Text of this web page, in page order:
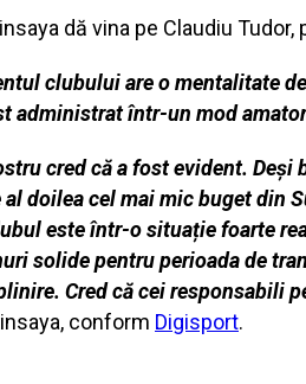
dă vina pe Claudiu
clubului are o mentalitate
administrat într-un mod
cred că a fost evident. Deși
doilea cel mai mic buget din
este într-o situație foarte
solide pentru perioada de
Cred că cei responsabili
conform Digisport.